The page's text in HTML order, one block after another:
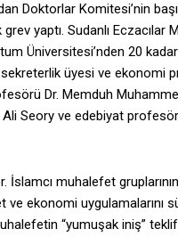
Doktorlar Komitesi’nin
yaptı. Sudanlı
Üniversitesi’nden 20
sekreterlik üyesi ve
Dr. Memduh
Seory ve edebiyat
muhalefet
ekonomi uygulamalarını
“yumuşak iniş”